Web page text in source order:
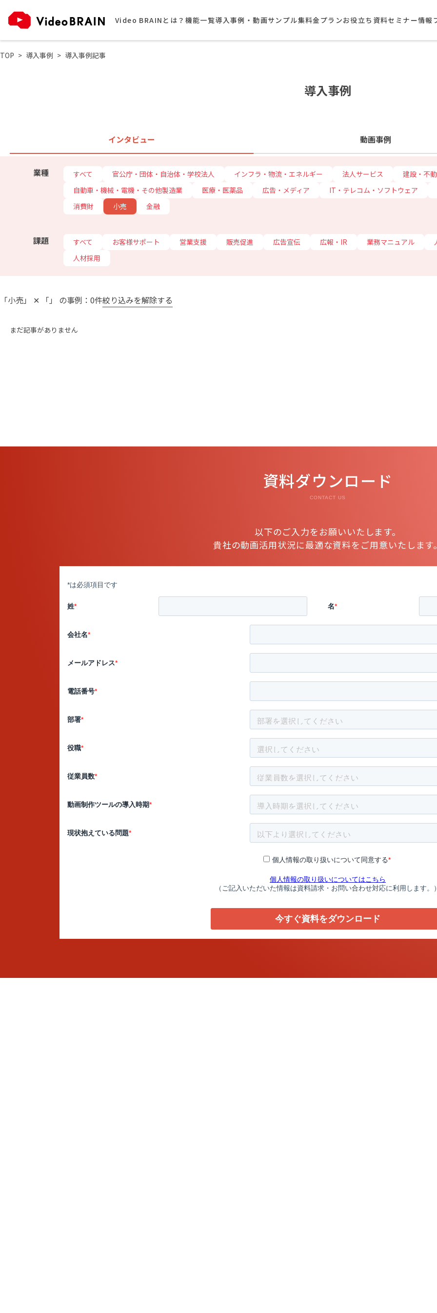
Video BRAINとは？ 機能一覧導入事例・動画サンプル集​料金プランお役立ち資料セミナー情報
TOP 導入事例 導入事例記事
導入事例
インタビュー 動画事例
業種 すべて 官公庁・団体・自治体・学校法人 インフラ・物流・エネルギー 法人サービス
建設・不
自動車・機械・電機・その他製造業
医療・医薬品 広告・メディア
IT・テレコム・ソフトウェア
消費財
小売 金融
課題 すべて お客様サポート 営業支援 販売促進 広告宣伝 広報・IR 業務マニュアル
人材採用
「小売」 ✕ 「」 の事例：0件絞り込みを解除する
まだ記事がありません
資料ダウンロード
CONTACT US
以下のご入力をお願いいたします。
貴社の動画活用状況に最適な資料をご用意いたします